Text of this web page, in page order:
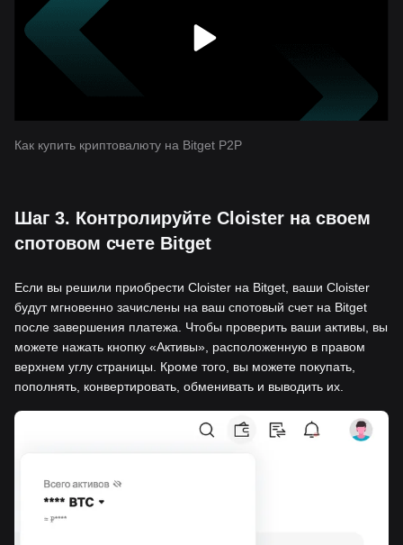
Как купить криптовалюту на Bitget P2P
Шаг 3. Контролируйте Cloister на своем
спотовом счете Bitget
Если вы решили приобрести Cloister на Bitget, ваши Cloister
будут мгновенно зачислены на ваш спотовый счет на Bitget
после завершения платежа. Чтобы проверить ваши активы, вы
можете нажать кнопку «Активы», расположенную в правом
верхнем углу страницы. Кроме того, вы можете покупать,
пополнять, конвертировать, обменивать и выводить их.